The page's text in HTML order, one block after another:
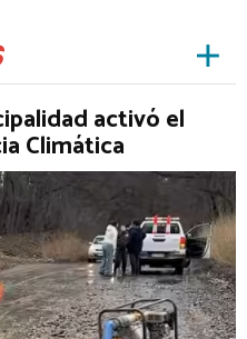
activó el
Climática